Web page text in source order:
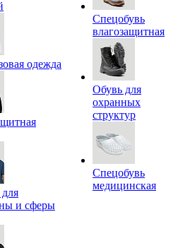
одежда
и сферы
Спецобувь
влагозащитная
Обувь для
охранных
структур
Спецобувь
медицинская